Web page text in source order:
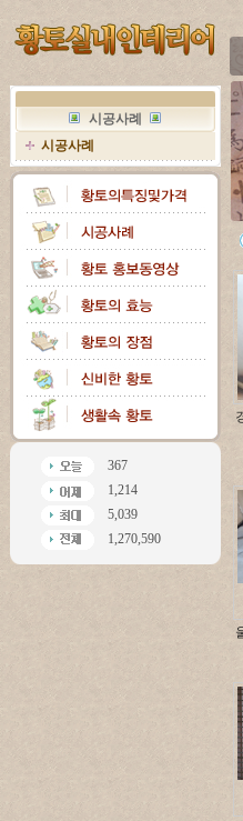
시공사례
시공사례
367
1,214
5,039
1,270,590